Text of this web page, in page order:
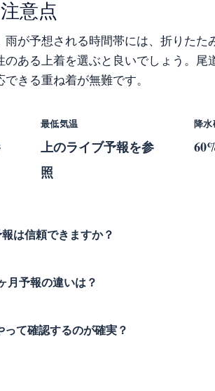
意点
が予想される時間帯には、折りたた
ある上着を選ぶと良いでしょう。尾
きる重ね着が無難です。
最低気温
上のライブ予報を参
照
降水
は信頼できますか？
月予報の違いは？
て確認するのが確実？